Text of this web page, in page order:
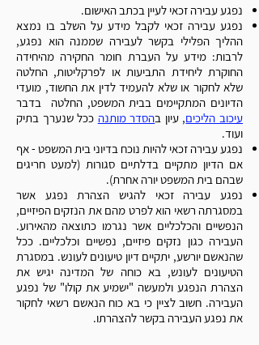
נפגע עבירה זכאי לעיין בכתב האישום.
נפגע עבירה זכאי לקבל מידע על השלב בו נמצא
ההליך הפלילי בקשר לעבירה שממנה הוא נפגע,
לרבות: מידע על העברת חומר החקירה מהיחידה
החוקרת ליחידת התביעות או לפרקליטות, החלטה
שלא לחקור או שלא להעמיד לדין את החשוד, מועדי
הדיונים המתקיימים בבית המשפט, החלטה בדבר
עיכוב הליכים, עיון בהסדר מותנה ככל שנערך בתיק
ועוד.
נפגע עבירה זכאי להיות נוכח בדיוני בית המשפט - אף
אם הדיון מתקיים בדלתיים סגורות (למעט חריגים
שבהם בית המשפט יורה אחרת).
נפגע עבירה זכאי להגיש הצהרת נפגע אשר
במסגרתה רשאי הוא לפרט מהם את הנזקים הפיזיים,
הנפשיים והכלכליים אשר נגרמו כתוצאה מהאירוע.
העבירה כגון נזקים פיזיים, נפשיים וכלכליים. ככל
שהנאשם יורשע, יתקיים דיון טיעונים לעונש. במסגרת
הטיעונים לעונש, בא כוחה של המדינה יגיש את
הצהרת הנפגע ולמעשה "ישמיע את קולו" של נפגע
העבירה. חשוב לציין כי בא כוח הנאשם רשאי לחקור
את נפגע העבירה בקשר להצהרתו.